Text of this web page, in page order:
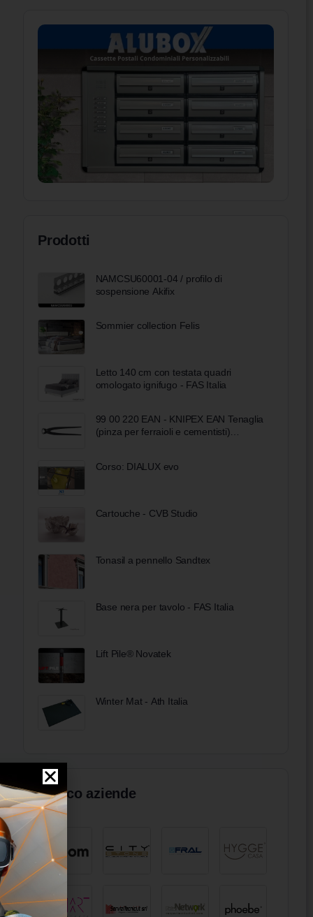
Prodotti
NAMCSU60001-04 / profilo di
sospensione Akifix
Sommier collection Felis
Letto 140 cm con testata quadri
omologato ignifugo - FAS Italia
99 00 220 EAN - KNIPEX EAN Tenaglia
(pinza per ferraioli e cementisti)
Corso: DIALUX evo
Cartouche - CVB Studio
Tonasil a pennello Sandtex
Base nera per tavolo - FAS Italia
Lift Pile® Novatek
Winter Mat - Ath Italia
Elenco aziende